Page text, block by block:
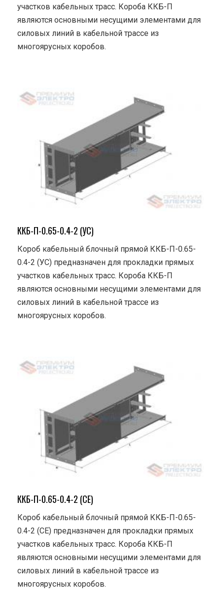
участков кабельных трасс. Короба ККБ-П
являются основными несущими элементами для
силовых линий в кабельной трассе из
многоярусных коробов.
ККБ-П-0.65-0.4-2 (УС)
Короб кабельный блочный прямой ККБ-П-0.65-
0.4-2 (УС) предназначен для прокладки прямых
участков кабельных трасс. Короба ККБ-П
являются основными несущими элементами для
силовых линий в кабельной трассе из
многоярусных коробов.
ККБ-П-0.65-0.4-2 (СЕ)
Короб кабельный блочный прямой ККБ-П-0.65-
0.4-2 (СЕ) предназначен для прокладки прямых
участков кабельных трасс. Короба ККБ-П
являются основными несущими элементами для
силовых линий в кабельной трассе из
многоярусных коробов.